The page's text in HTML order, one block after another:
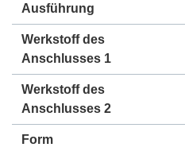
Ausführung
Werkstoff des
Anschlusses 1
Werkstoff des
Anschlusses 2
Form